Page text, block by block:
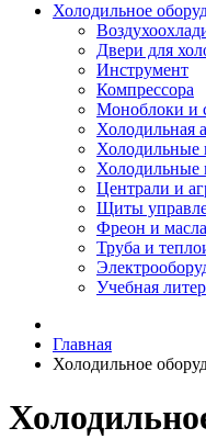
Холодильное
Двери для
Инструмент
Компрессора
Моноблоки и
Холодильная
Холодильные
Централи и
Щиты
Фреон и масла
Труба и
Учебная
Главная
Холодильное